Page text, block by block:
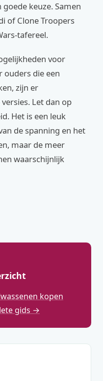
keuze. Samen
of Clone Troopers
tafereel.
voor
ouders die een
zijn er
Let dan op
Het is een leuk
de spanning en het
maar de meer
waarschijnlijk
kopen
gids →